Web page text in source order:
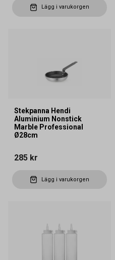
Lägg i varukorgen
Stekpanna Hendi
Aluminium Nonstick
Marble Professional
Ø28cm
285 kr
Lägg i varukorgen